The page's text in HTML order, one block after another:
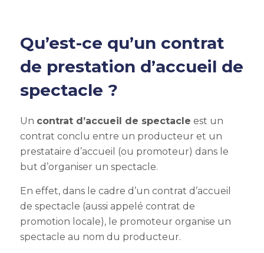
Qu’est-ce qu’un contrat
de prestation d’accueil de
spectacle ?
Un contrat d’accueil de spectacle est un
contrat conclu entre un producteur et un
prestataire d’accueil (ou promoteur) dans le
but d’organiser un spectacle.
En effet, dans le cadre d’un contrat d’accueil
de spectacle (aussi appelé contrat de
promotion locale), le promoteur organise un
spectacle au nom du producteur.